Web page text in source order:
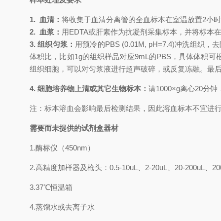
1. 血清： 将收集于血清分离管的全血标本在室温放置2小
2.
血浆： 用EDTA或肝素作为抗凝剂采集标本，并将标
3. 组织匀浆： 用预冷的PBS (0.01M, pH=7.4)冲洗组织，
体积比，比如1g的组织样品对应9mL的PBS，具体体积
组织细胞，可以对匀浆液进行超声破碎，或反复冻融。最
4. 细胞培养物上清或其它生物标本： 请1000×g离心20分
注：标本溶血会影响最后检测结果，因此溶血标本不宜进
需要而未提供的试剂盒器材
1.酶标仪（450nm）
2.高精度加样器及枪头： 0.5-10uL 2-20uL 20-200uL
3.37℃恒温箱
4.蒸馏水或去离子水